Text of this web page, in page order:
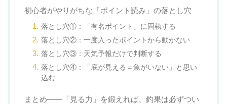
初心者がやりがちな「ポイント読み」の落とし穴
落とし穴①：「有名ポイント」に固執する
落とし穴②：一度入ったポイントから動かない
落とし穴③：天気予報だけで判断する
落とし穴④：「底が見える＝魚がいない」と思い
込む
まとめ——「見る力」を鍛えれば、釣果は必ずつい